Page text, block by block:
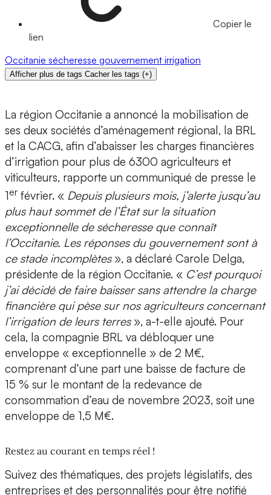
Copier le
lien
Occitanie sécheresse gouvernement irrigation
Afficher plus de tags Cacher les tags (+)
La région Occitanie a annoncé la mobilisation de
ses deux sociétés d’aménagement régional, la BRL
et la CACG, afin d’abaisser les charges financières
d’irrigation pour plus de 6300 agriculteurs et
viticulteurs, rapporte un communiqué de presse le
1er février. « Depuis plusieurs mois, j’alerte jusqu’au
plus haut sommet de l’État sur la situation
exceptionnelle de sécheresse que connaît
l’Occitanie. Les réponses du gouvernement sont à
ce stade incomplètes», a déclaré Carole Delga,
présidente de la région Occitanie. « C’est pourquoi
j’ai décidé de faire baisser sans attendre la charge
financière qui pèse sur nos agriculteurs concernant
l’irrigation de leurs terres », a-t-elle ajouté. Pour
cela, la compagnie BRL va débloquer une
enveloppe « exceptionnelle » de 2 M€,
comprenant d’une part une baisse de facture de
15 % sur le montant de la redevance de
consommation d’eau de novembre 2023, soit une
enveloppe de 1,5 M€.
Restez au courant en temps réel !
Suivez des thématiques, des projets législatifs, des
entreprises et des personnalités pour être notifié